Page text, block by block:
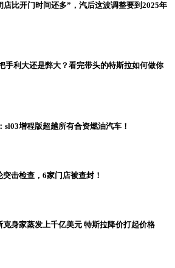
店比开门时间还多”，汽后这波调整要到2025年
手利大还是弊大？看完带头的特斯拉如何做你
sl03增程版超越所有合资燃油汽车！
击检查，6家门店被查封！
克身家蒸发上千亿美元 特斯拉降价打起价格